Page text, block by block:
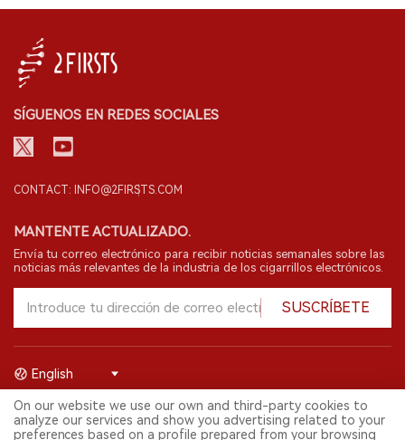
SÍGUENOS EN REDES SOCIALES
CONTACT: INFO@2FIRSTS.COM
MANTENTE ACTUALIZADO.
Envía tu correo electrónico para recibir noticias semanales sobre las
noticias más relevantes de la industria de los cigarrillos electrónicos.
SUSCRÍBETE
© 2026 Shenzhen 2FIRSTS Technology Co.,Ltd. Todos los derechos
reservados.
English
On our website we use our own and third-party cookies to
analyze our services and show you advertising related to your
preferences based on a profile prepared from your browsing